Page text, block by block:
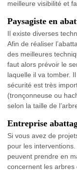
meilleure visibilité et
Paysagiste en
Il existe diverses
Afin de réaliser
des meilleures
faut alors prévoir le
laquelle il va tomber.
sécurité est très
(tronçonneuse ou
selon la taille de
Entreprise
Si vous avez de
pour les
peuvent prendre en
concernent les